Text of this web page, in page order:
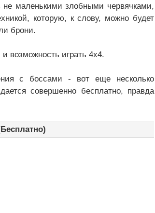
маленькими злобными червячками,
которую, к слову, можно будет
брони.
возможность играть 4х4.
с боссами - вот еще несколько
совершенно бесплатно, правда